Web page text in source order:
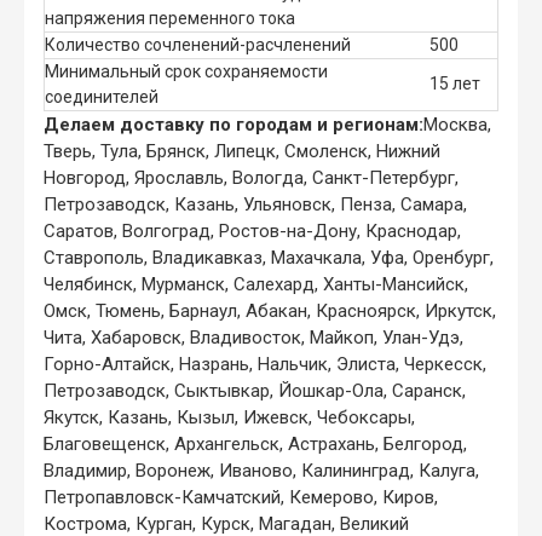
напряжения переменного тока
Количество сочленений-расчленений
500
Минимальный срок сохраняемости
соединителей
15 лет
Делаем доставку по городам и регионам:Москва,
Тверь, Тула, Брянск, Липецк, Смоленск, Нижний
Новгород, Ярославль, Вологда, Санкт-Петербург,
Петрозаводск, Казань, Ульяновск, Пенза, Самара,
Саратов, Волгоград, Ростов-на-Дону, Краснодар,
Ставрополь, Владикавказ, Махачкала, Уфа, Оренбург,
Челябинск, Мурманск, Салехард, Ханты-Мансийск,
Омск, Тюмень, Барнаул, Абакан, Красноярск, Иркутск,
Чита, Хабаровск, Владивосток, Майкоп, Улан-Удэ,
Горно-Алтайск, Назрань, Нальчик, Элиста, Черкесск,
Петрозаводск, Сыктывкар, Йошкар-Ола, Саранск,
Якутск, Казань, Кызыл, Ижевск, Чебоксары,
Благовещенск, Архангельск, Астрахань, Белгород,
Владимир, Воронеж, Иваново, Калининград, Калуга,
Петропавловск-Камчатский, Кемерово, Киров,
Кострома, Курган, Курск, Магадан, Великий